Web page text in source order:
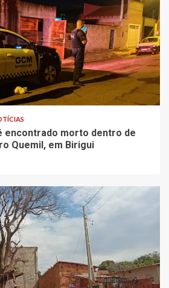
encontrado morto dentro de
Quemil, em Birigui